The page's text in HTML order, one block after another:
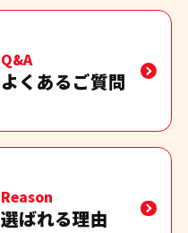
Q&A
よくあるご質問
Reason
選ばれる理由